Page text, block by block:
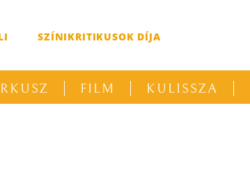
SZÍNIKRITIKUSOK DÍJA
FILM KULISSZA